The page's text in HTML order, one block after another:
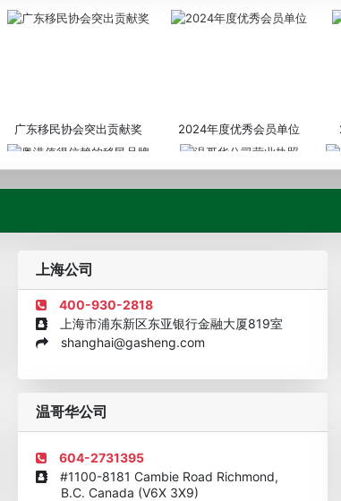
广东移民协会突出贡献奖 2024年度优秀会员单位
粤港值得信赖的移民品牌
欧美澳年度表现移民团队 美国投资移民中介机构30强
上海公司
400-930-2818
上海市浦东新区东亚银行金融大厦819室
shanghai@gasheng.com
温哥华公司
604-2731395
#1100-8181 Cambie Road Richmond,
B.C. Canada (V6X 3X9)